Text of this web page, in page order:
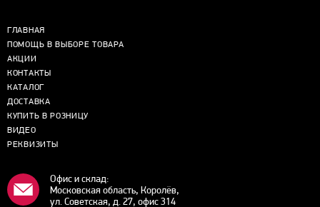
ГЛАВНАЯ
ПОМОЩЬ В ВЫБОРЕ ТОВАРА
АКЦИИ
КОНТАКТЫ
КАТАЛОГ
ДОСТАВКА
КУПИТЬ В РОЗНИЦУ
ВИДЕО
РЕКВИЗИТЫ
Офис и склад:
Московская область, Королёв,
ул. Советская, д. 27, офис 314